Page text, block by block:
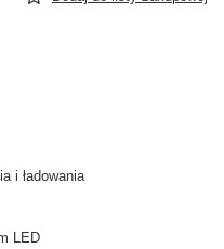
i ładowania
LED